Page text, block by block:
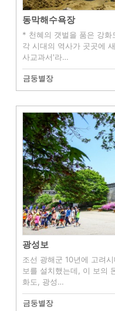
동막해수욕장
* 천혜의 갯벌을 품은 강
각 시대의 역사가 곳곳에
사교과서'라…
금둥별장
광성보
조선 광해군 10년에 고려
보를 설치했는데, 이 보의
화도, 광성…
금둥별장